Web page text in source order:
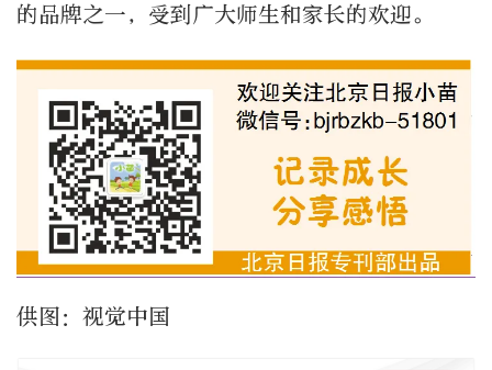
的品牌之一，受到广大师生和家长的欢迎。
供图：视觉中国